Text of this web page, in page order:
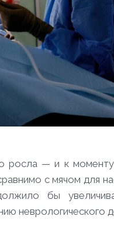
росла — и к
с мячом для
бы
неврологического